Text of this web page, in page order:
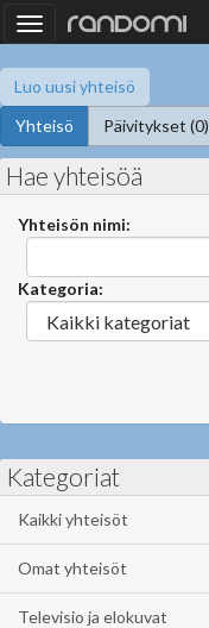
Toggle
navigation
Luo uusi yhteisö
Yhteisö
Päivitykset (0)
Hae yhteisöä
Yhteisön nimi:
Kategoria:
Kategoriat
Kaikki yhteisöt
Omat yhteisöt
Televisio ja elokuvat